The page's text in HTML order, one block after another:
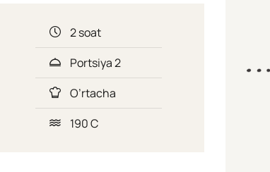
2 soat
Portsiya 2
O’rtacha
190 C